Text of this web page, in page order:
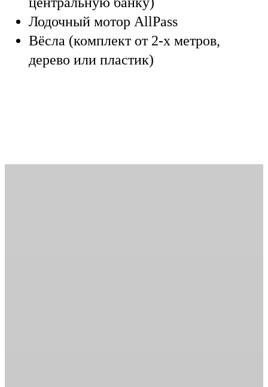
Лодочный мотор AllPass
Вёсла (комплект от 2-х метров,
дерево или пластик)